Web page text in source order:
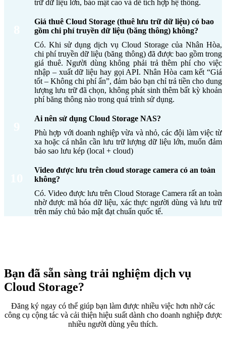
dữ liệu
mạng LAN.
Phù hợp
Doanh nghiệp
nhỏ, hệ thống
nội bộ, ít thay
đổi dữ liệu.
Cá nhân, doanh nghiệp
vừa và lớn cần tính
linh hoạt, truy cập
nhanh, dữ liệu lớn.
Các loại hình dịch vụ lưu trữ đám mây
phổ biến
Dịch vụ lưu trữ đám mây (Cloud Storage) hiện
nhiều nhóm người dùng khác nhau — từ cá nhân,
doanh nghiệp cho đến các hệ thống thiết bị thông
minh. Dưới đây là bốn loại hình phổ biến nhất
đang được sử dụng rộng rãi:
Lưu trữ đám mây cá nhân (Personal
Cloud Storage)
Đây là giải pháp dành cho người dùng cá nhân,
sinh viên, freelancer hoặc hộ gia đình có nhu cầu
Dễ sử dụng, đồng bộ nhanh giữa điện thoại,
máy tính và máy tính bảng.
Cho phép truy cập dữ liệu từ bất kỳ đâu có
Internet.
Hỗ trợ chia sẻ file qua liên kết bảo mật hoặc
trữ dữ liệu lớn, bảo mật cao và dễ tích hợp hệ thống.
Giá thuê Cloud Storage (thuê lưu trữ dữ liệu) có bao
gồm chi phí truyền dữ liệu (băng thông) không?
Có. Khi sử dụng dịch vụ Cloud Storage của Nhân Hòa,
chi phí truyền dữ liệu (băng thông) đã được bao gồm trong
giá thuê. Người dùng không phải trả thêm phí cho việc
nhập – xuất dữ liệu hay gọi API. Nhân Hòa cam kết “Giá
tốt – Không chi phí ẩn”, đảm bảo bạn chỉ trả tiền cho dung
lượng lưu trữ đã chọn, không phát sinh thêm bất kỳ khoản
phí băng thông nào trong quá trình sử dụng.
Ai nên sử dụng Cloud Storage NAS?
Phù hợp với doanh nghiệp vừa và nhỏ, các đội làm việc từ
xa hoặc cá nhân cần lưu trữ lượng dữ liệu lớn, muốn đảm
bảo sao lưu kép (local + cloud)
Video được lưu trên cloud storage camera có an toàn
không?
Có. Video được lưu trên Cloud Storage Camera rất an toàn
nhờ được mã hóa dữ liệu, xác thực người dùng và lưu trữ
trên máy chủ bảo mật đạt chuẩn quốc tế.
Bạn đã sẵn sàng trải nghiệm dịch vụ
Cloud Storage?
Đăng ký ngay có thể giúp bạn làm được nhiều việc hơn nhờ các
công cụ cộng tác và cải thiện hiệu suất dành cho doanh nghiệp được
nhiều người dùng yêu thích.